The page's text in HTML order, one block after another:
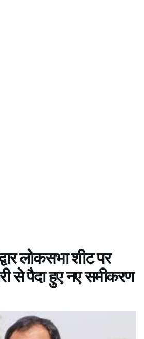
लोकसभा शीट पर
से पैदा हुए नए समीकरण